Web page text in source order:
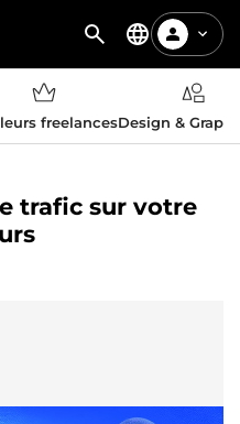
freelancesDesign &
trafic sur votre